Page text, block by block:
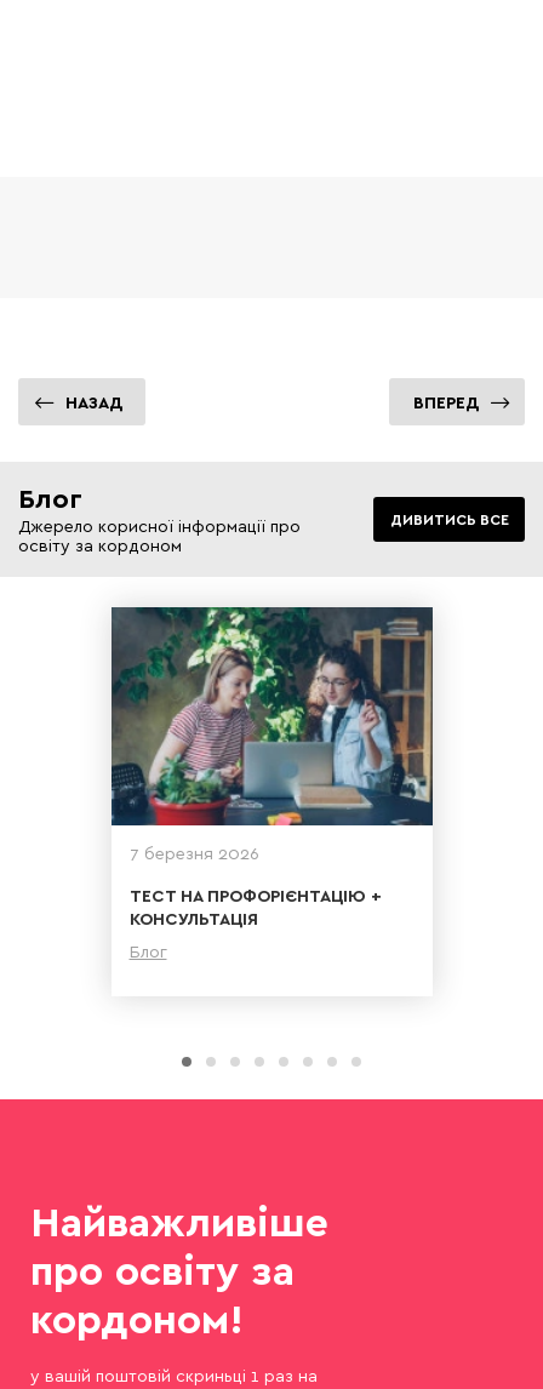
НАЗАД ВПЕРЕД
Блог
Джерело корисної інформації про
освіту за кордоном
ДИВИТИСЬ ВСЕ
7 березня 2026
ТЕСТ НА ПРОФОРІЄНТАЦІЮ +
КОНСУЛЬТАЦІЯ
Блог
Найважливіше
про освіту за
кордоном!
у вашій поштовій скриньці 1 раз на